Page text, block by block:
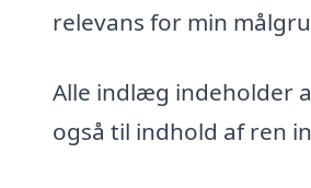
relevans for min
Alle indlæg indeholder
også til indhold af ren